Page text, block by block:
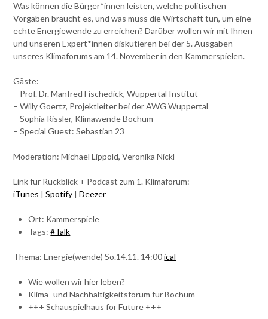
Was können die Bürger*innen leisten, welche politischen
Vorgaben braucht es, und was muss die Wirtschaft tun, um eine
echte Energiewende zu erreichen? Darüber wollen wir mit Ihnen
und unseren Expert*innen diskutieren bei der 5. Ausgaben
unseres Klimaforums am 14. November in den Kammerspielen.
Gäste:
– Prof. Dr. Manfred Fischedick, Wuppertal Institut
– Willy Goertz, Projektleiter bei der AWG Wuppertal
– Sophia Rissler, Klimawende Bochum
– Special Guest: Sebastian 23
Moderation: Michael Lippold, Veronika Nickl
Link für Rückblick + Podcast zum 1. Klimaforum:
iTunes |Spotify |Deezer
Ort: Kammerspiele
Tags:#Talk
Thema: Energie(wende) So.14.11. 14:00ical
Wie wollen wir hier leben?
Klima- und Nachhaltigkeitsforum für Bochum
+++ Schauspielhaus for Future +++